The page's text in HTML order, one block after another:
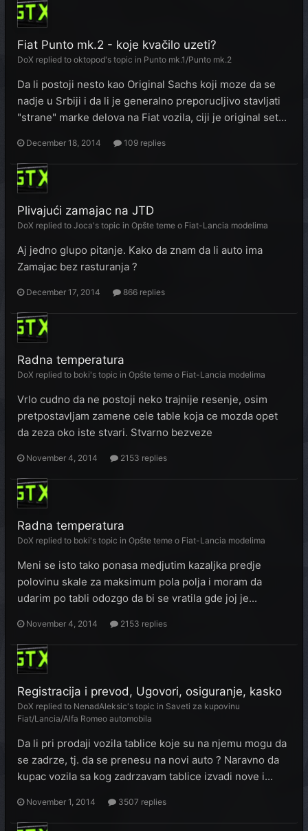
Fiat Punto mk.2 - koje kvačilo uzeti?
DoX replied to oktopod's topic in Punto mk.1/Punto mk.2
Da li postoji nesto kao Original Sachs koji moze da se
nadje u Srbiji i da li je generalno preporucljivo stavljati
"strane" marke delova na Fiat vozila, ciji je original set...
December 18, 2014 109 replies
Plivajući zamajac na JTD
DoX replied to Joca's topic in Opšte teme o Fiat-Lancia modelima
Aj jedno glupo pitanje. Kako da znam da li auto ima
Zamajac bez rasturanja ?
December 17, 2014 866 replies
Radna temperatura
DoX replied to boki's topic in Opšte teme o Fiat-Lancia modelima
Vrlo cudno da ne postoji neko trajnije resenje, osim
pretpostavljam zamene cele table koja ce mozda opet
da zeza oko iste stvari. Stvarno bezveze
November 4, 2014 2153 replies
Radna temperatura
DoX replied to boki's topic in Opšte teme o Fiat-Lancia modelima
Meni se isto tako ponasa medjutim kazaljka predje
polovinu skale za maksimum pola polja i moram da
udarim po tabli odozgo da bi se vratila gde joj je...
November 4, 2014 2153 replies
Registracija i prevod, Ugovori, osiguranje, kasko
DoX replied to NenadAleksic's topic in Saveti za kupovinu
Fiat/Lancia/Alfa Romeo automobila
Da li pri prodaji vozila tablice koje su na njemu mogu da
se zadrze, tj. da se prenesu na novi auto ? Naravno da
kupac vozila sa kog zadrzavam tablice izvadi nove i...
November 1, 2014 3507 replies